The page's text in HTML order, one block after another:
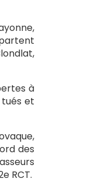
à
tués et
des
RCT.